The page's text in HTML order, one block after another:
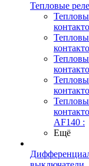
Тепловые реле
AF140 :
Ещё